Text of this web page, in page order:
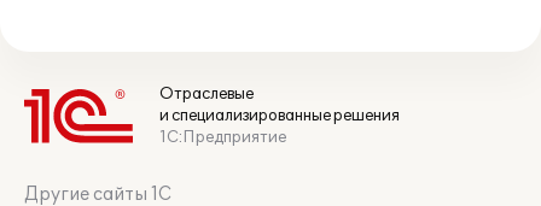
Отраслевые
и специализированные решения
1С:Предприятие
Другие сайты 1С